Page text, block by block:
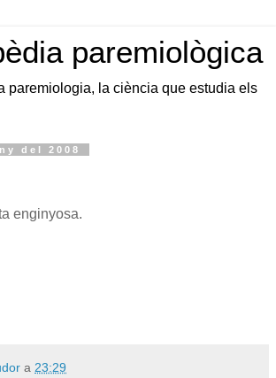
paremiològica
paremiologia, la ciència que estudia els
del 2008
enginyosa.
a 23:29